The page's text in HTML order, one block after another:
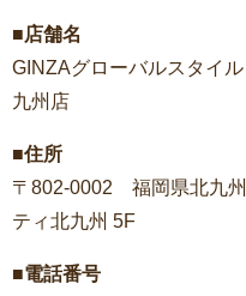
■店舗名
GINZAグローバルスタイ
九州店
■住所
〒802-0002 福岡県北九
ティ北九州 5F
■電話番号